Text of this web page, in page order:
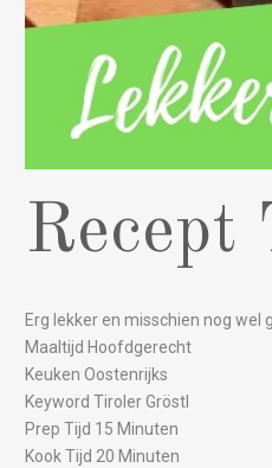
Recept
Erg lekker en misschien nog wel
Maaltijd Hoofdgerecht
Keuken Oostenrijks
Keyword Tiroler Gröstl
Prep Tijd 15 Minuten
Kook Tijd 20 Minuten